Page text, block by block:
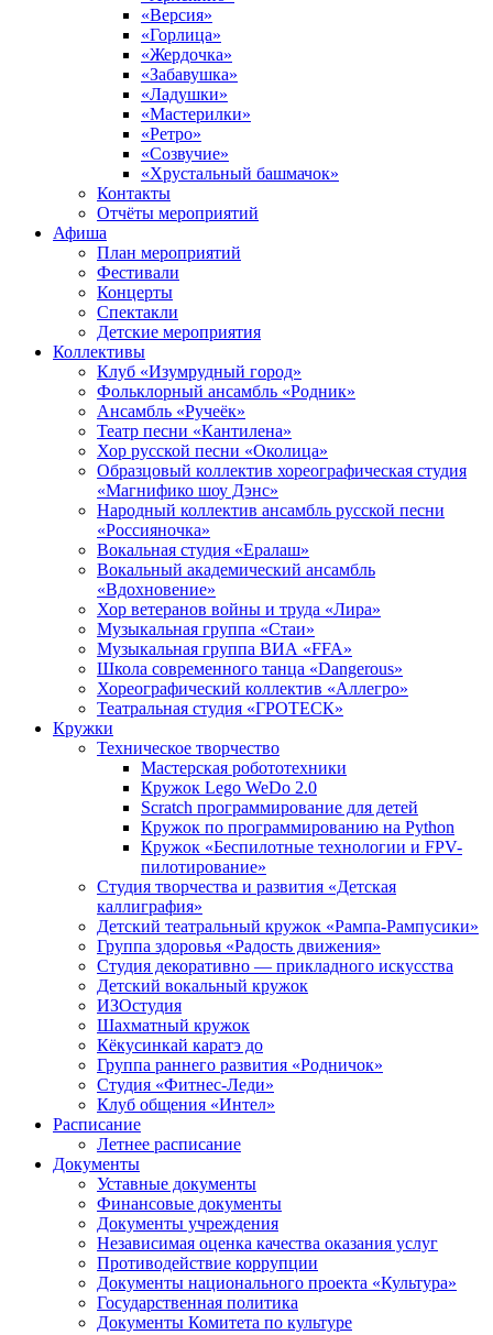
«Версия»
«Горлица»
«Жердочка»
«Забавушка»
«Ладушки»
«Мастерилки»
«Ретро»
«Созвучие»
«Хрустальный башмачок»
Контакты
Отчёты мероприятий
Афиша
План мероприятий
Фестивали
Концерты
Спектакли
Детские мероприятия
Коллективы
Клуб «Изумрудный город»
Фольклорный ансамбль «Родник»
Ансамбль «Ручеёк»
Театр песни «Кантилена»
Хор русской песни «Околица»
Образцовый коллектив хореографическая студия
«Магнифико шоу Дэнс»
Народный коллектив ансамбль русской песни
«Россияночка»
Вокальная студия «Ералаш»
Вокальный академический ансамбль
«Вдохновение»
Хор ветеранов войны и труда «Лира»
Музыкальная группа «Стаи»
Музыкальная группа ВИА «FFA»
Школа современного танца «Dangerous»
Хореографический коллектив «Аллегро»
Театральная студия «ГРОТЕСК»
Кружки
Техническое творчество
Мастерская робототехники
Кружок Lego WeDo 2.0
Scratch программирование для детей
Кружок по программированию на Python
Кружок «Беспилотные технологии и FPV-
пилотирование»
Студия творчества и развития «Детская
каллиграфия»
Детский театральный кружок «Рампа-Рампусики»
Группа здоровья «Радость движения»
Студия декоративно — прикладного искусства
Детский вокальный кружок
ИЗОстудия
Шахматный кружок
Кёкусинкай каратэ до
Группа раннего развития «Родничок»
Cтудия «Фитнес-Леди»
Клуб общения «Интел»
Расписание
Летнее расписание
Документы
Уставные документы
Финансовые документы
Документы учреждения
Независимая оценка качества оказания услуг
Противодействие коррупции
Документы национального проекта «Культура»
Государственная политика
Документы Комитета по культуре